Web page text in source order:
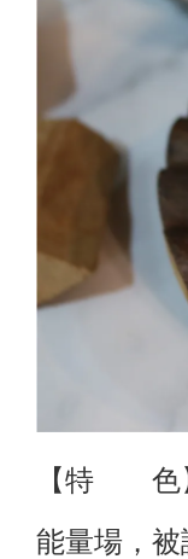
【特 色
能量場，